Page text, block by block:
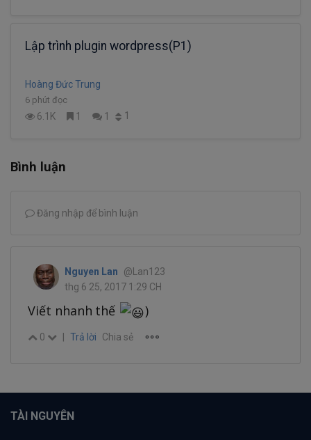
Lập trình plugin wordpress(P1)
Hoàng Đức Trung
6 phút đọc
6.1K 1 1 1
Bình luận
Đăng nhập để bình luận
Nguyen Lan
@Lan123
thg 6 25, 2017 1:29 CH
Viết nhanh thế )
0 Trả lời Chia sẻ
TÀI NGUYÊN